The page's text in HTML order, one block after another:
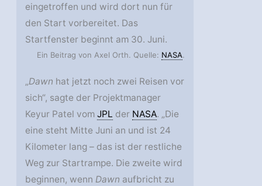
eingetroffen und wird dort nun für
den Start vorbereitet. Das
Startfenster beginnt am 30. Juni.
Ein Beitrag von Axel Orth. Quelle: NASA.
„Dawn hat jetzt noch zwei Reisen vor
sich“, sagte der Projektmanager
Keyur Patel vomJPL der NASA. „Die
eine steht Mitte Juni an und ist 24
Kilometer lang – das ist der restliche
Weg zur Startrampe. Die zweite wird
beginnen, wennDawn aufbricht zu